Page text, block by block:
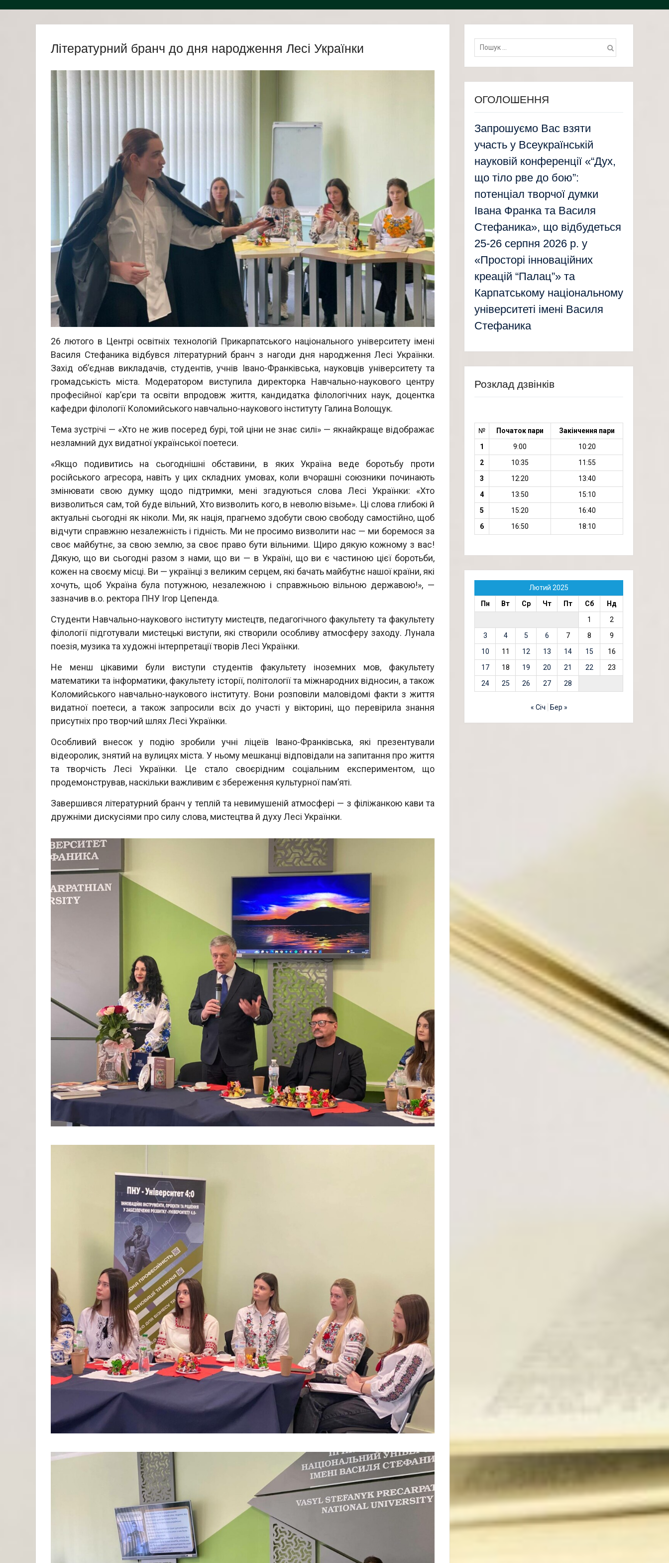
Літературний бранч до дня народження Лесі Українки
26 лютого в Центрі освітніх технологій Прикарпатського національного університету імені
Василя Стефаника відбувся літературний бранч з нагоди дня народження Лесі Українки.
Захід об’єднав викладачів, студентів, учнів Івано-Франківська, науковців університету та
громадськість міста. Модератором виступила директорка Навчально-наукового центру
професійної кар’єри та освіти впродовж життя, кандидатка філологічних наук, доцентка
кафедри філології Коломийського навчально-наукового інституту Галина Волощук.
Тема зустрічі — «Хто не жив посеред бурі, той ціни не знає силі» — якнайкраще відображає
незламний дух видатної української поетеси.
«Якщо подивитись на сьогоднішні обставини, в яких Україна веде боротьбу проти
російського агресора, навіть у цих складних умовах, коли вчорашні союзники починають
змінювати свою думку щодо підтримки, мені згадуються слова Лесі Українки: «Хто
визволиться сам, той буде вільний, Хто визволить кого, в неволю візьме». Ці слова глибокі й
актуальні сьогодні як ніколи. Ми, як нація, прагнемо здобути свою свободу самостійно, щоб
відчути справжню незалежність і гідність. Ми не просимо визволити нас — ми боремося за
своє майбутнє, за свою землю, за своє право бути вільними. Щиро дякую кожному з вас!
Дякую, що ви сьогодні разом з нами, що ви — в Україні, що ви є частиною цієї боротьби,
кожен на своєму місці. Ви — українці з великим серцем, які бачать майбутнє нашої країни, які
хочуть, щоб Україна була потужною, незалежною і справжньою вільною державою!», —
зазначив в.о. ректора ПНУ Ігор Цепенда.
Студенти Навчально-наукового інституту мистецтв, педагогічного факультету та факультету
філології підготували мистецькі виступи, які створили особливу атмосферу заходу. Лунала
поезія, музика та художні інтерпретації творів Лесі Українки.
Не менш цікавими були виступи студентів факультету іноземних мов, факультету
математики та інформатики, факультету історії, політології та міжнародних відносин, а також
Коломийського навчально-наукового інституту. Вони розповіли маловідомі факти з життя
видатної поетеси, а також запросили всіх до участі у вікторині, що перевірила знання
присутніх про творчий шлях Лесі Українки.
Особливий внесок у подію зробили учні ліцеїв Івано-Франківська, які презентували
відеоролик, знятий на вулицях міста. У ньому мешканці відповідали на запитання про життя
та творчість Лесі Українки. Це стало своєрідним соціальним експериментом, що
продемонстрував, наскільки важливим є збереження культурної пам’яті.
Завершився літературний бранч у теплій та невимушеній атмосфері — з філіжанкою кави та
дружніми дискусіями про силу слова, мистецтва й духу Лесі Українки.
Пошук:
ОГОЛОШЕННЯ
Запрошуємо Вас взяти
участь у Всеукраїнській
науковій конференції «“Дух,
що тіло рве до бою”:
потенціал творчої думки
Івана Франка та Василя
Стефаника», що відбудеться
25-26 серпня 2026 р. у
«Просторі інноваційних
креацій “Палац”» та
Карпатському національному
університеті імені Василя
Стефаника
Розклад дзвінків
№ Початок пари
Закінчення пари
1
9:00
10:20
2
10:35
11:55
3
12:20
13:40
4
13:50
15:10
5
15:20
16:40
6
16:50 18:10
Лютий 2025
Пн
Вт Ср Чт Пт Сб
Нд
1
2
3
4 5 6 7 8
9
10
11 12 13 14 15
16
17
18 19 20 21 22
23
24
25 26 27 28
« Січ Бер »